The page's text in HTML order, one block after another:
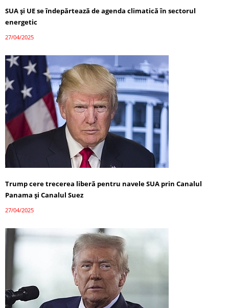
SUA și UE se îndepărtează de agenda climatică în sectorul
energetic
27/04/2025
Trump cere trecerea liberă pentru navele SUA prin Canalul
Panama și Canalul Suez
27/04/2025